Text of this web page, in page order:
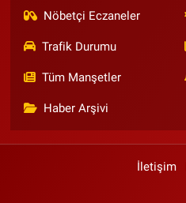
Nöbetçi Eczaneler
Trafik Durumu
Tüm Manşetler
Haber Arşivi
İletişim